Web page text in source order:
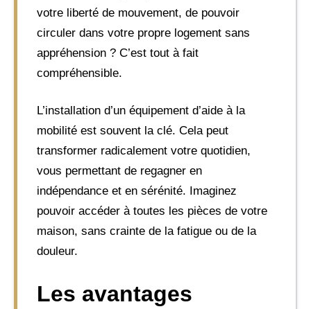
votre liberté de mouvement, de pouvoir
circuler dans votre propre logement sans
appréhension ? C’est tout à fait
compréhensible.
L’installation d’un équipement d’aide à la
mobilité est souvent la clé. Cela peut
transformer radicalement votre quotidien,
vous permettant de regagner en
indépendance et en sérénité. Imaginez
pouvoir accéder à toutes les pièces de votre
maison, sans crainte de la fatigue ou de la
douleur.
Les avantages